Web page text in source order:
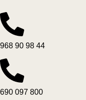
968 90 98 44
690 097 800